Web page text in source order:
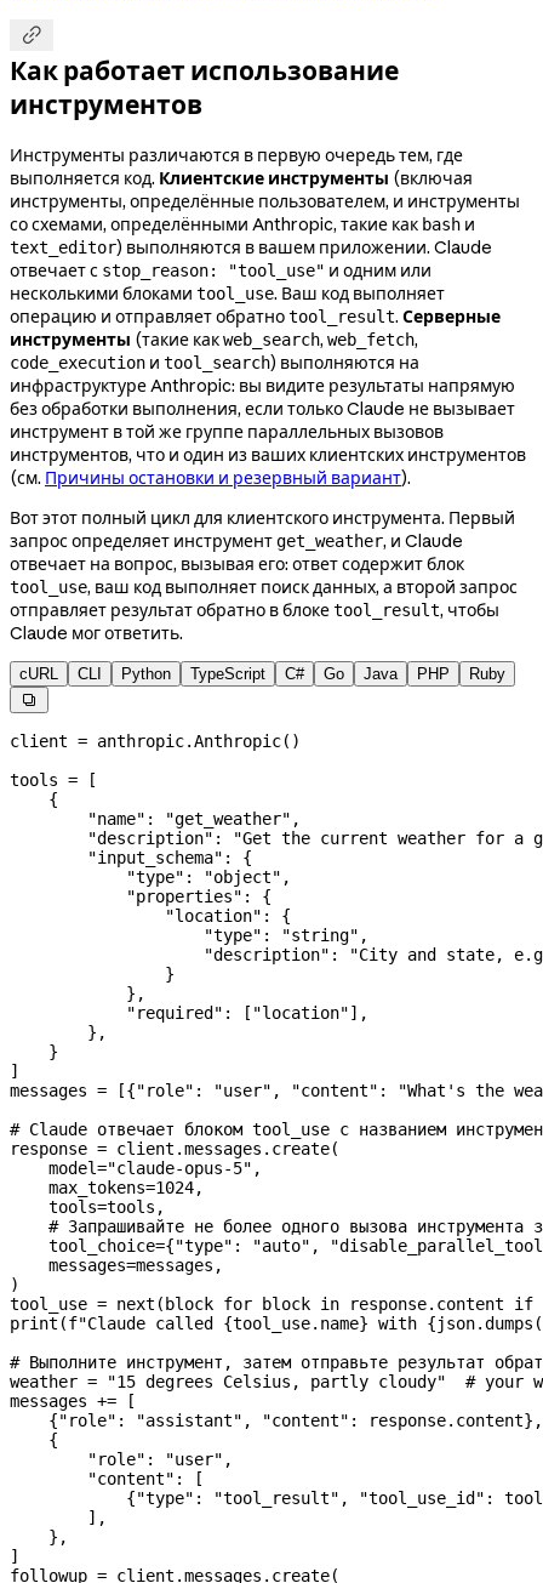

Как работает использование
инструментов
Инструменты различаются в первую очередь тем, где
выполняется код. Клиентские инструменты (включая
инструменты, определённые пользователем, и инструменты
со схемами, определёнными Anthropic, такие как bash и
text_editor) выполняются в вашем приложении. Claude
отвечает с stop_reason: "tool_use" и одним или
несколькими блоками tool_use. Ваш код выполняет
операцию и отправляет обратноtool_result. Серверные
инструменты (такие какweb_search, web_fetch,
code_execution и tool_search) выполняются на
инфраструктуре Anthropic: вы видите результаты напрямую
без обработки выполнения, если только Claude не вызывает
инструмент в той же группе параллельных вызовов
инструментов, что и один из ваших клиентских инструментов
(см. Причины остановки и резервный вариант).
Вот этот полный цикл для клиентского инструмента. Первый
запрос определяет инструментget_weather, и Claude
отвечает на вопрос, вызывая его: ответ содержит блок
tool_use, ваш код выполняет поиск данных, а второй запрос
отправляет результат обратно в блокеtool_result, чтобы
Claude мог ответить.
cURL CLI Python TypeScript C# Go Java PHP Ruby

client = anthropic.Anthropic()
tools = [
    {
        "name"
: "get_weather" ,
        "description"
:
"Get the current weather for a
        "input_schema"
: {
            "type"
: "object" ,
            "properties"
: {
                "location"
: {
                    "type"
: "string" ,
                    "description"
:
"City and state,
                }
            },
            "required"
: [ "location"],
        },
    }
]
messages = [{"role" : "user" , "content" :
"What's the
# Claude отвечает блоком tool_use с названием
response = client.messages.create(
    model
="claude-opus-5" ,
    max_tokens
=1024,
    tools
=tools,
# Запрашивайте не более одного вызова инструмента
    tool_choice
={"type" : "auto" ,
    messages
=messages,
)
tool_use = next (block for block in response.content if
print (f"Claude called {tool_use.name} with {
# Выполните инструмент, затем отправьте результат
weather = "15 degrees Celsius, partly cloudy"
# your
messages += [
    {
"role" : "assistant" , "content" : response.content},
    {
        "role"
: "user" ,
        "content"
: [
            {
"type" : "tool_result" , "tool_use_id" :
        ],
    },
]
followup = client.messages.create(